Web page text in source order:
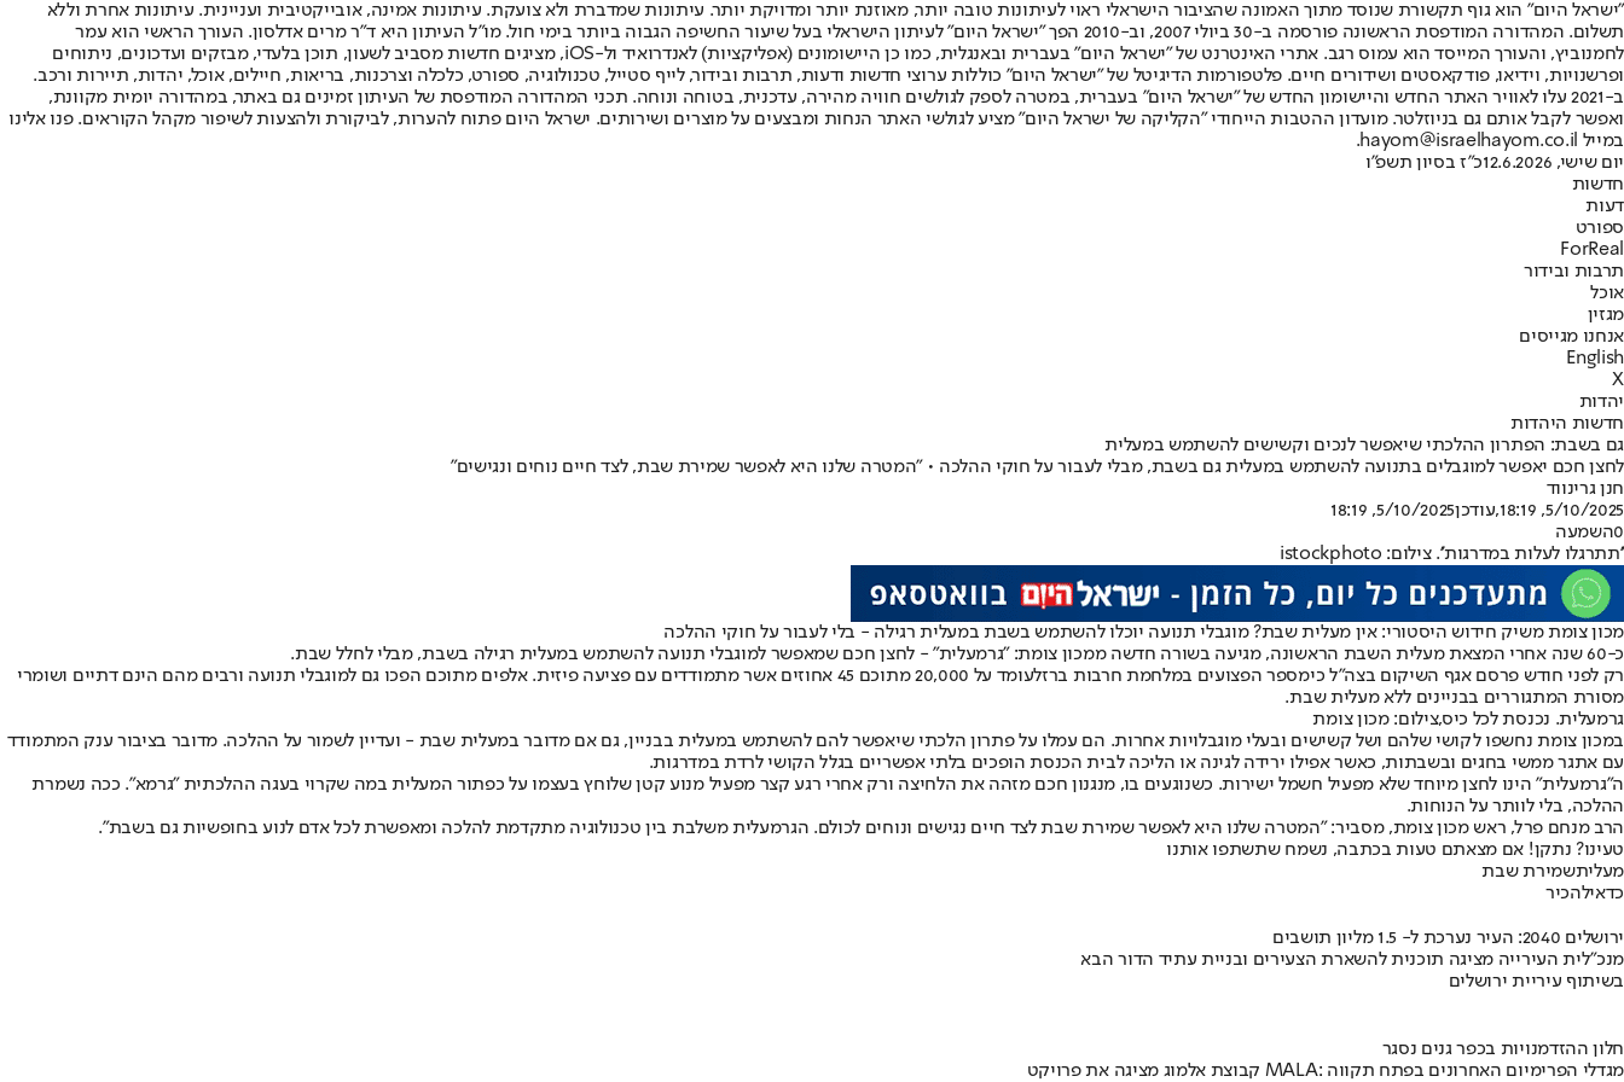
"ישראל היום" הוא גוף תקשורת שנוסד מתוך האמונה שהציבור הישראלי ראוי לעיתונות טובה יותר, מאוזנת יותר ומדויקת יותר. עיתונות שמדברת ולא צועקת. עיתונות אמינה, אובייקטיבית ועניינית. עיתונות אחרת וללא
תשלום. המהדורה המודפסת הראשונה פורסמה ב-30 ביולי 2007, וב-2010 הפך "ישראל היום" לעיתון הישראלי בעל שיעור החשיפה הגבוה ביותר בימי חול. מו"ל העיתון היא ד"ר מרים אדלסון. העורך הראשי הוא עמר
לחמנוביץ, והעורך המייסד הוא עמוס רגב. אתרי האינטרנט של "ישראל היום" בעברית ובאנגלית, כמו כן היישומונים (אפליקציות) לאנדרואיד ול-iOS, מציגים חדשות מסביב לשעון, תוכן בלעדי, מבזקים ועדכונים, ניתוחים
ופרשנויות, וידיאו, פודקאסטים ושידורים חיים. פלטפורמות הדיגיטל של "ישראל היום" כוללות ערוצי חדשות ודעות, תרבות ובידור, לייף סטייל, טכנולוגיה, ספורט, כלכלה וצרכנות, בריאות, חיילים, אוכל, יהדות, תיירות ורכב.
ב-2021 עלו לאוויר האתר החדש והיישומון החדש של "ישראל היום" בעברית, במטרה לספק לגולשים חוויה מהירה, עדכנית, בטוחה ונוחה. תכני המהדורה המודפסת של העיתון זמינים גם באתר, במהדורה יומית מקוונת,
ואפשר לקבל אותם גם בניוזלטר. מועדון ההטבות הייחודי "הקליקה של ישראל היום" מציע לגולשי האתר הנחות ומבצעים על מוצרים ושירותים. ישראל היום פתוח להערות, לביקורת ולהצעות לשיפור מקהל הקוראים. פנו אלינו
במייל hayom@israelhayom.co.il.
יום שישי, 12.6.2026
כ"ז בסיון תשפ"ו
חדשות
דעות
ספורט
ForReal
תרבות ובידור
אוכל
מגזין
אנחנו מגייסים
English
X
יהדות
חדשות היהדות
גם בשבת: הפתרון ההלכתי שיאפשר לנכים וקשישים להשתמש במעלית
לחצן חכם יאפשר למוגבלים בתנועה להשתמש במעלית גם בשבת, מבלי לעבור על חוקי ההלכה • "המטרה שלנו היא לאפשר שמירת שבת, לצד חיים נוחים ונגישים"
חנן גרינווד
5/10/2025, 18:19
,עודכן5/10/2025, 18:19
0השמעה
''תתרגלו לעלות במדרגות''. צילום: istockphoto
מכון צומת משיק חידוש היסטורי: אין מעלית שבת? מוגבלי תנועה יוכלו להשתמש בשבת במעלית רגילה - בלי לעבור על חוקי ההלכה
כ-60 שנה אחרי המצאת מעלית השבת הראשונה, מגיעה בשורה חדשה ממכון צומת: "גרמעלית" - לחצן חכם שמאפשר למוגבלי תנועה להשתמש במעלית רגילה בשבת, מבלי לחלל שבת.
רק לפני חודש פרסם אגף השיקום בצה"ל כימספר הפצועים במלחמת חרבות ברזל
עומד על 20,000 מתוכם 45 אחוזים אשר מתמודדים עם פציעה פיזית. אלפים מתוכם הפכו גם למוגבלי תנועה ורבים מהם הינם דתיים ושומרי
מסורת המתגוררים בבניינים ללא מעלית שבת.
גרמעלית. נכנסת לכל כיס,צילום: מכון צומת
במכון צומת נחשפו לקושי שלהם ושל קשישים ובעלי מוגבלויות אחרות. הם עמלו על פתרון הלכתי שיאפשר להם להשתמש במעלית בבניין, גם אם מדובר במעלית שבת - ועדיין לשמור על ההלכה. מדובר בציבור ענק המתמודד
עם אתגר ממשי בחגים ובשבתות, כאשר אפילו ירידה לגינה או הליכה לבית הכנסת הופכים בלתי אפשריים בגלל הקושי לרדת במדרגות.
ה"גרמעלית" הינו לחצן מיוחד שלא מפעיל חשמל ישירות. כשנוגעים בו, מנגנון חכם מזהה את הלחיצה ורק אחרי רגע קצר מפעיל מנוע קטן שלוחץ בעצמו על כפתור המעלית במה שקרוי בעגה ההלכתית "גרמא". ככה נשמרת
ההלכה, בלי לוותר על הנוחות.
הרב מנחם פרל, ראש מכון צומת, מסביר: "המטרה שלנו היא לאפשר שמירת שבת לצד חיים נגישים ונוחים לכולם. הגרמעלית משלבת בין טכנולוגיה מתקדמת להלכה ומאפשרת לכל אדם לנוע בחופשיות גם בשבת".
טעינו? נתקן! אם מצאתם טעות בכתבה, נשמח שתשתפו אותנו
מעליתשמירת שבת
כדאילהכיר
ירושלים 2040: העיר נערכת ל- 1.5 מליון תושבים
מנכ"לית העירייה מציגה תוכנית להשארת הצעירים ובניית עתיד הדור הבא
בשיתוף עיריית ירושלים
חלון ההזדמנויות בכפר גנים נסגר
קבוצת אלמוג מציגה את פרויקט MALA: מגדלי הפרימיום האחרונים בפתח תקווה